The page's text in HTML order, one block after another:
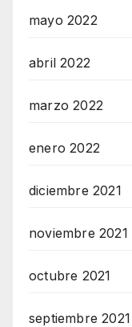
mayo 2022
abril 2022
marzo 2022
enero 2022
diciembre 2021
noviembre 2021
octubre 2021
septiembre 2021